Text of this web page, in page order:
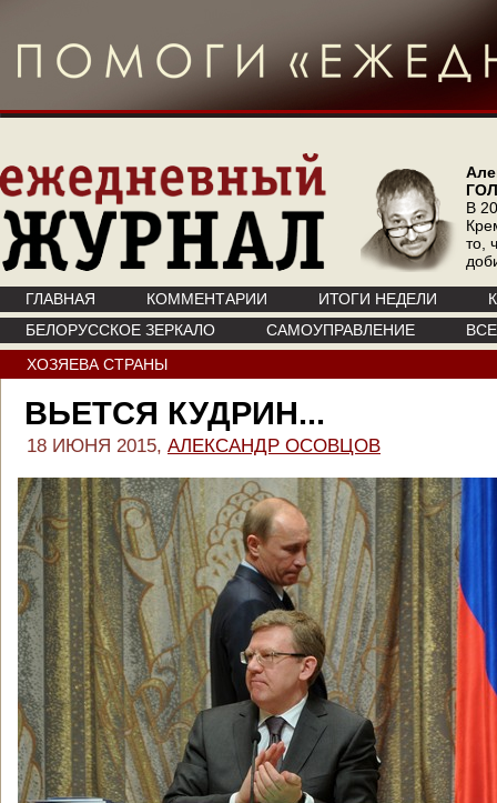
В
то,
ГЛАВНАЯ КОММЕНТАРИИ ИТОГИ НЕДЕЛИ
БЕЛОРУССКОЕ ЗЕРКАЛО
САМОУПРАВЛЕНИЕ
ХОЗЯЕВА СТРАНЫ
ВЬЕТСЯ КУДРИН...
18 ИЮНЯ 2015, АЛЕКСАНДР ОСОВЦОВ